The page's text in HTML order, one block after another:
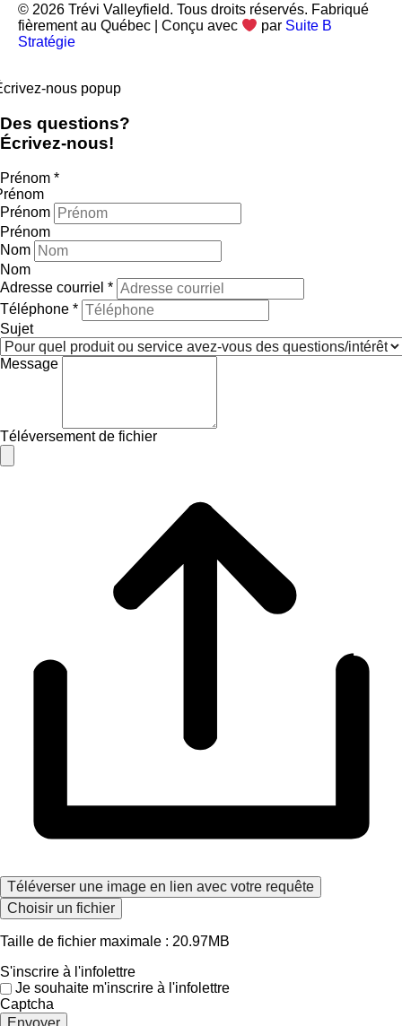
© 2026 Trévi Valleyfield. Tous droits réservés. Fabriqué
fièrement au Québec | Conçu avec
par Suite B
Stratégie
nous popup
Des questions?
Écrivez-nous!
Prénom *
Prénom
Prénom
Nom
Nom
Adresse courriel *
Téléphone *
Sujet
Message
Téléversement de fichier
Téléverser une image en lien avec votre requête
Choisir un fichier
Taille de fichier maximale : 20.97MB
S'inscrire à l'infolettre
Je souhaite m'inscrire à l'infolettre
Captcha
Envoyer